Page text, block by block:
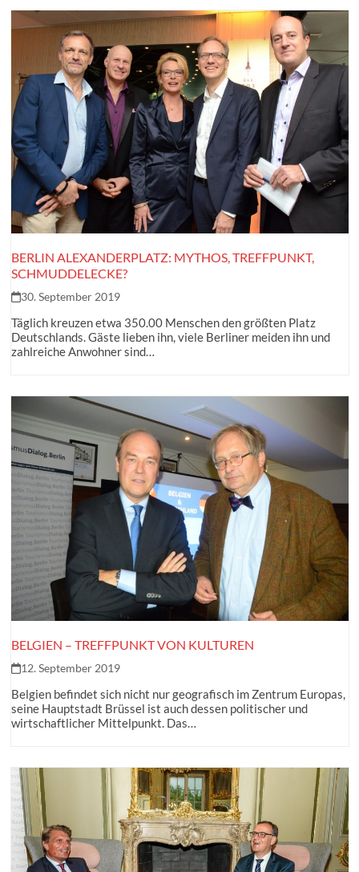
BERLIN ALEXANDERPLATZ: MYTHOS, TREFFPUNKT,
SCHMUDDELECKE?
30. September 2019
Täglich kreuzen etwa 350.00 Menschen den größten Platz
Deutschlands. Gäste lieben ihn, viele Berliner meiden ihn und
zahlreiche Anwohner sind…
BELGIEN – TREFFPUNKT VON KULTUREN
12. September 2019
Belgien befindet sich nicht nur geografisch im Zentrum Europas,
seine Hauptstadt Brüssel ist auch dessen politischer und
wirtschaftlicher Mittelpunkt. Das…